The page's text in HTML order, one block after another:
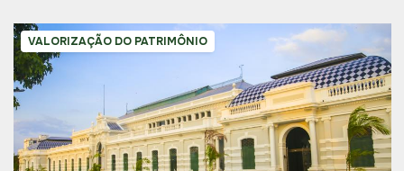
VALORIZAÇÃO DO PATRIMÔNIO